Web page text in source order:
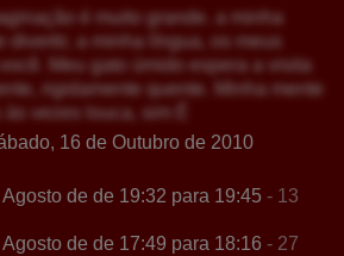
é muito grande. a minha
divertir, a minha língua, os meus
Meu gato úmido espera a visita
rigidamente quente. Minha mente
vezes louca, sim É
16 de Outubro de 2010
de de 19:32 para 19:45 - 13
de de 17:49 para 18:16 - 27